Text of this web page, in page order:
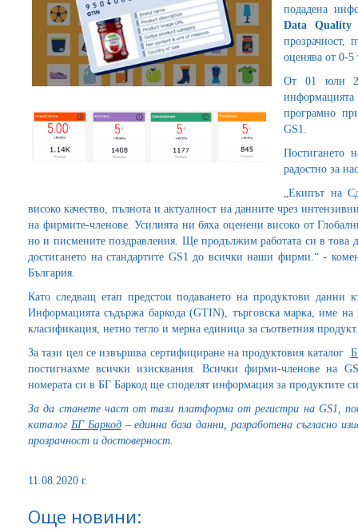
подадена
Data Quality
прозрачност,
оценява от 0-
От 01 юли
програмно
GS1.
Постигането
радостно за
„Екипът на
високо качество, пълнота и актуалност на данните чрез
на фирмите-членове. Усилията ни бяха оценени високо от
но и писмените поздравления. Ще продължим работата си в това
достигането на стандартите GS1 до всички наши фирми.“ -
България.
Като следващ етап предстои подаването на продуктови данни
Информацията съдържа баркода (GTIN), търговска марка, име
класификация, нетно тегло и мерна единица за съответния продукт.
За тази цел се извършва сертифициране на продуктовия каталог
постигнахме всички изисквания. Всички фирми-членове на
номерата си в БГ Баркод ще споделят информация за продуктите
За да станете част от тази платформа от регистри на GS1,
каталог БГ Баркод– единна база данни, разработена съгласно
прозрачност и достоверност.
11.08.2020 г.
Още новини: